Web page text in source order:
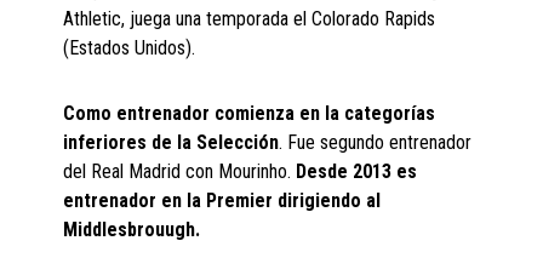
Athletic, juega una temporada el Colorado Rapids
(Estados Unidos).
Como entrenador comienza en la categorías
inferiores de la Selección. Fue segundo entrenador
del Real Madrid con Mourinho. Desde 2013 es
entrenador en la Premier dirigiendo al
Middlesbrouugh.